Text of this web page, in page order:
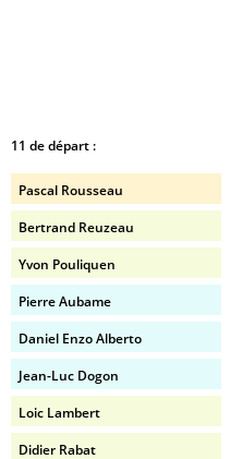
11 de départ :
Pascal Rousseau
Bertrand Reuzeau
Yvon Pouliquen
Pierre Aubame
Daniel Enzo Alberto
Jean-Luc Dogon
Loic Lambert
Didier Rabat